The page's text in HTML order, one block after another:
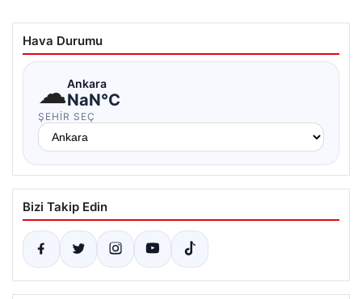
Hava Durumu
☁Ankara
NaN°C
ŞEHIR SEÇ
Bizi Takip Edin